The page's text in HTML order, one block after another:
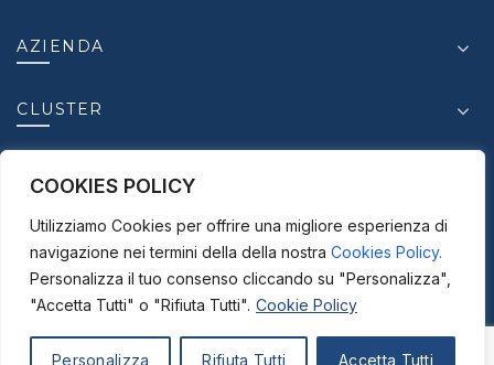
COOKIES POLICY
Utilizziamo Cookies per offrire una migliore esperienza di
navigazione nei termini della della nostra Cookies Policy.
Personalizza il tuo consenso cliccando su "Personalizza",
"Accetta Tutti" o "Rifiuta Tutti". Cookie Policy
Personalizza Rifiuta Tutti Accetta Tutti
AZIENDA
CLUSTER
CONTATTI
© 2025-2026ICC S.r.l. - P. IVA.03950630875 |